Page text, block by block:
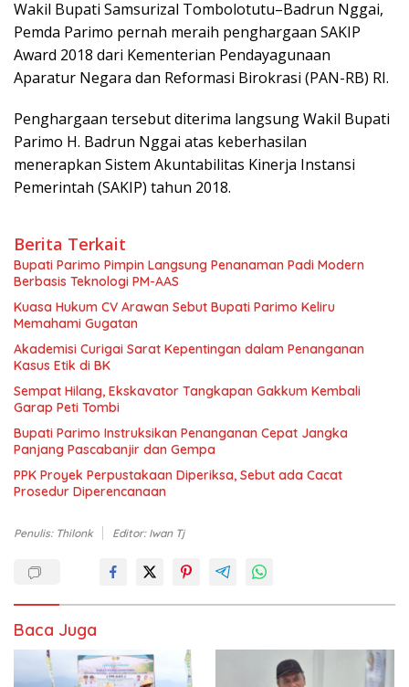
Wakil Bupati Samsurizal Tombolotutu–Badrun Nggai,
Pemda Parimo pernah meraih penghargaan SAKIP
Award 2018 dari Kementerian Pendayagunaan
Aparatur Negara dan Reformasi Birokrasi (PAN-RB) RI.
Penghargaan tersebut diterima langsung Wakil Bupati
Parimo H. Badrun Nggai atas keberhasilan
menerapkan Sistem Akuntabilitas Kinerja Instansi
Pemerintah (SAKIP) tahun 2018.
Berita Terkait
Bupati Parimo Pimpin Langsung Penanaman Padi Modern
Berbasis Teknologi PM-AAS
Kuasa Hukum CV Arawan Sebut Bupati Parimo Keliru
Memahami Gugatan
Akademisi Curigai Sarat Kepentingan dalam Penanganan
Kasus Etik di BK
Sempat Hilang, Ekskavator Tangkapan Gakkum Kembali
Garap Peti Tombi
Bupati Parimo Instruksikan Penanganan Cepat Jangka
Panjang Pascabanjir dan Gempa
PPK Proyek Perpustakaan Diperiksa, Sebut ada Cacat
Prosedur Diperencanaan
Penulis: Thilonk Editor: Iwan Tj
Baca Juga